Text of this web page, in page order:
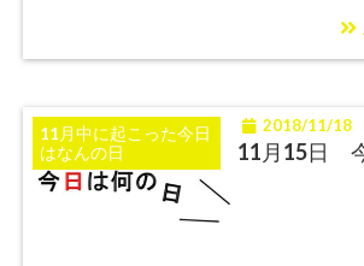
11月中に起こった今日
はなんの日
2018/11/18
11月15日